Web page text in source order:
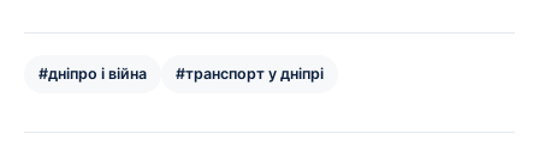
#дніпро і війна #транспорт у дніпрі